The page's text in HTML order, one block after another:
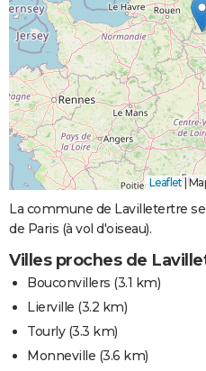
Leaflet
La commune de Lavilletertre
de Paris (à vol d'oiseau).
Villes proches de
Bouconvillers (3.1 km)
Lierville (3.2 km)
Tourly(3.3 km)
Monneville (3.6 km)